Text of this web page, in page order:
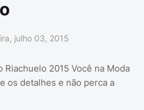
julho 03, 2015
Riachuelo 2015 Você na Moda
os detalhes e não perca a